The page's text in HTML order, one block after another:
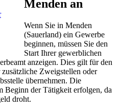
Menden an
Wenn Sie in Menden
(Sauerland) ein Gewerbe
beginnen, müssen Sie den
Start Ihrer gewerblichen
anzeigen. Dies gilt für den
Zweigstellen oder
übernehmen. Die
Beginn der Tätigkeit erfolgen, da
droht.